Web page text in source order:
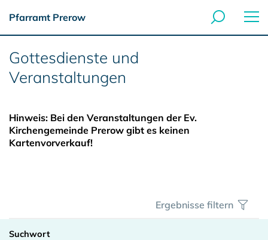
Pfarramt Prerow
Gottesdienste und
Veranstaltungen
Hinweis: Bei den Veranstaltungen der Ev.
Kirchengemeinde Prerow gibt es keinen
Kartenvorverkauf!
Ergebnisse filtern
Suchwort